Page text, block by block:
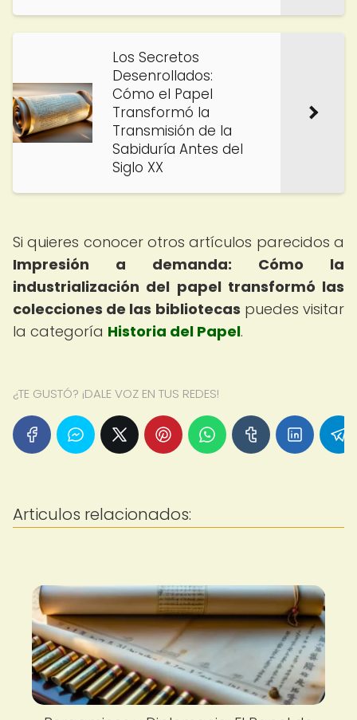
Los Secretos
Desenrollados:
Cómo el Papel
Transformó la
Transmisión de la
Sabiduría Antes del
Siglo XX
Si quieres conocer otros artículos parecidos a
Impresión a demanda: Cómo la
industrialización del papel transformó las
colecciones de las bibliotecas puedes visitar
la categoría Historia del Papel.
¿TE GUSTÓ? ¡DALE VOZ EN TUS REDES!
Articulos relacionados: